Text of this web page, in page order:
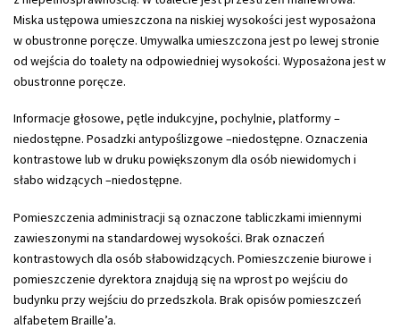
Miska ustępowa umieszczona na niskiej wysokości jest wyposażona
w obustronne poręcze. Umywalka umieszczona jest po lewej stronie
od wejścia do toalety na odpowiedniej wysokości. Wyposażona jest w
obustronne poręcze.
Informacje głosowe, pętle indukcyjne, pochylnie, platformy –
niedostępne. Posadzki antypoślizgowe –niedostępne. Oznaczenia
kontrastowe lub w druku powiększonym dla osób niewidomych i
słabo widzących –niedostępne.
Pomieszczenia administracji są oznaczone tabliczkami imiennymi
zawieszonymi na standardowej wysokości. Brak oznaczeń
kontrastowych dla osób słabowidzących. Pomieszczenie biurowe i
pomieszczenie dyrektora znajdują się na wprost po wejściu do
budynku przy wejściu do przedszkola. Brak opisów pomieszczeń
alfabetem Braille’a.